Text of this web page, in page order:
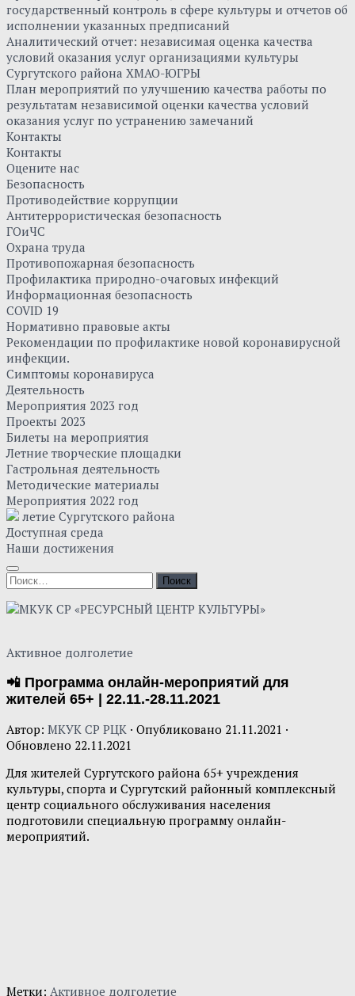
государственный контроль в сфере культуры и отчетов об
исполнении указанных предписаний
Аналитический отчет: независимая оценка качества
условий оказания услуг организациями культуры
Сургутского района ХМАО-ЮГРЫ
План мероприятий по улучшению качества работы по
результатам независимой оценки качества условий
оказания услуг по устранению замечаний
Контакты
Контакты
Оцените нас
Безопасность
Противодействие коррупции
Антитеррористическая безопасность
ГОиЧС
Охрана труда
Противопожарная безопасность
Профилактика природно-очаговых инфекций
Информационная безопасность
COVID 19
Нормативно правовые акты
Рекомендации по профилактике новой коронавирусной
инфекции.
Симптомы коронавируса
Деятельность
Мероприятия 2023 год
Проекты 2023
Билеты на мероприятия
Летние творческие площадки
Гастрольная деятельность
Методические материалы
Мероприятия 2022 год
летие Сургутского района
Доступная среда
Наши достижения
Найти:
Активное долголетие
📲 Программа онлайн-мероприятий для
жителей 65+ | 22.11.-28.11.2021
Автор: МКУК СР РЦК · Опубликовано 21.11.2021 ·
Обновлено 22.11.2021
Для жителей Сургутского района 65+ учреждения
культуры, спорта и Сургутский районный комплексный
центр социального обслуживания населения
подготовили специальную программу онлайн-
мероприятий.
Метки: Активное долголетие